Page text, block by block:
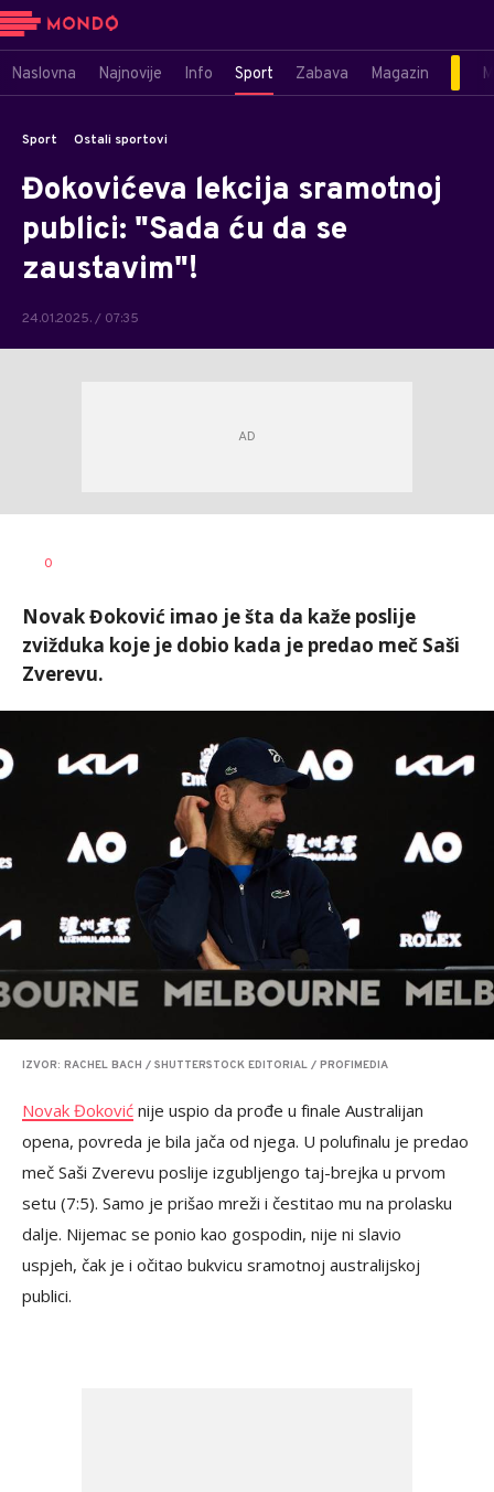
Naslovna Najnovije Info Sport Zabava Magazin
Sport Ostali sportovi
Đokovićeva lekcija sramotnoj
publici: "Sada ću da se
zaustavim"!
24.01.2025. / 07:35
0
Novak Đoković imao je šta da kaže poslije
zvižduka koje je dobio kada je predao meč Saši
Zverevu.
IZVOR: RACHEL BACH / SHUTTERSTOCK EDITORIAL / PROFIMEDIA
Novak Đoković nije uspio da prođe u finale Australijan
opena, povreda je bila jača od njega. U polufinalu je predao
meč Saši Zverevu poslije izgubljengo taj-brejka u prvom
setu (7:5). Samo je prišao mreži i čestitao mu na prolasku
dalje. Nijemac se ponio kao gospodin, nije ni slavio
uspjeh, čak je i očitao bukvicu sramotnoj australijskoj
publici.